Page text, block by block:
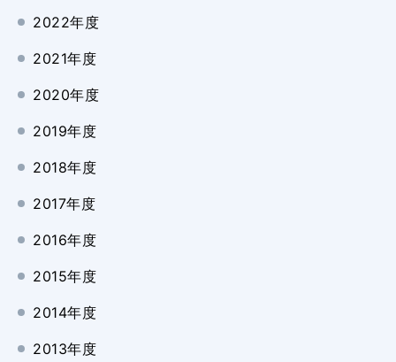
2022年度
2021年度
2020年度
2019年度
2018年度
2017年度
2016年度
2015年度
2014年度
2013年度